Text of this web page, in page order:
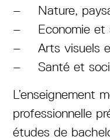
Nature,
Economie et
Arts visuels
Santé et
L’enseignement
professionnelle
études de